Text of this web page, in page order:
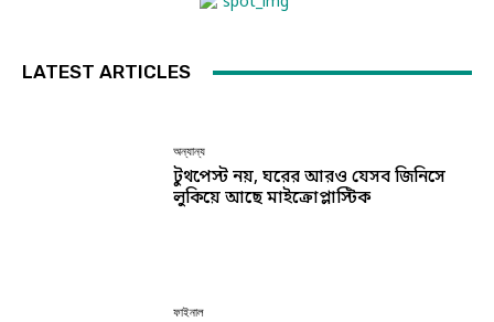
LATEST ARTICLES
অন্যান্য
টুথপেস্ট নয়, ঘরের আরও যেসব জিনিসে
লুকিয়ে আছে মাইক্রোপ্লাস্টিক
ফাইনাল